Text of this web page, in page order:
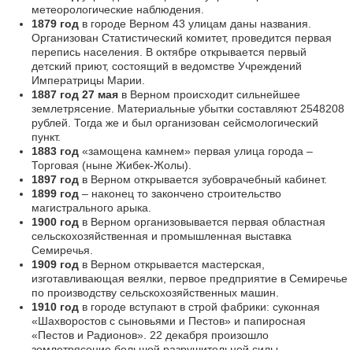
метеорологические наблюдения.
1879 год в городе Верном 43 улицам даны названия.
Организован Статистический комитет, проведится первая
перепись населения. В октябре открывается первый
детский приют, состоящий в ведомстве Учреждений
Императрицы Марии.
1887 год 27 мая в Верном происходит сильнейшее
землетрясение. Материальные убытки составляют 2548208
рублей. Тогда же и был организован сейсмологический
пункт.
1883 год «замощена камнем» первая улица города –
Торговая (ныне Жибек-Жолы).
1897 год в Верном открывается зубоврачебный кабинет.
1899 год – наконец то закончено строительство
магистрального арыка.
1900 год в Верном организовывается первая областная
сельскохозяйственная и промышленная выставка
Семиречья.
1909 год в Верном открывается мастерская,
изготавливающая веялки, первое предприятие в Семиречье
по производству сельскохозяйственных машин.
1910 год в городе вступают в строй фабрики: суконная
«Шахворостов с сыновьями и Пестов» и папиросная
«Пестов и Радионов». 22 декабря произошло